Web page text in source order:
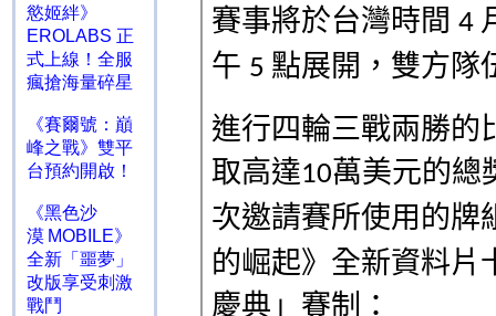
慾姬絆》
EROLABS 正
式上線！全服
瘋搶海量碎星
《賽爾號：巔
峰之戰》雙平
台預約開啟！
《黑色沙
漠 MOBILE》
全新「噩夢」
改版享受刺激
戰鬥